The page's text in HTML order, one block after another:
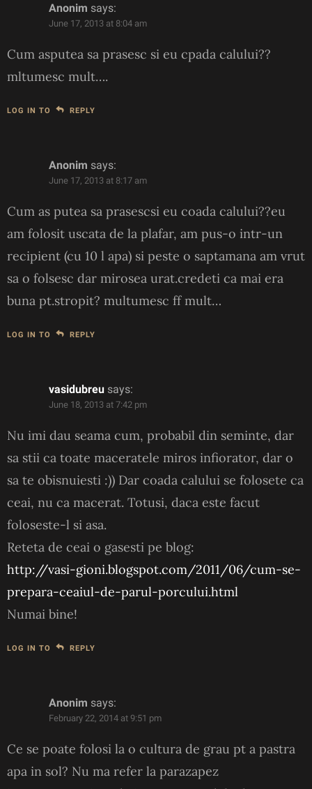
Anonim says:
June 17, 2013 at 8:04 am
Cum asputea sa prasesc si eu cpada calului??
mltumesc mult….
LOG IN TO REPLY
Anonim says:
June 17, 2013 at 8:17 am
Cum as putea sa prasescsi eu coada calului??eu
am folosit uscata de la plafar, am pus-o intr-un
recipient (cu 10 l apa) si peste o saptamana am vrut
sa o folsesc dar mirosea urat.credeti ca mai era
buna pt.stropit? multumesc ff mult…
LOG IN TO REPLY
vasidubreu says:
June 18, 2013 at 7:42 pm
Nu imi dau seama cum, probabil din seminte, dar
sa stii ca toate maceratele miros infiorator, dar o
sa te obisnuiesti :)) Dar coada calului se folosete ca
ceai, nu ca macerat. Totusi, daca este facut
foloseste-l si asa.
Reteta de ceai o gasesti pe blog:
http://vasi-gioni.blogspot.com/2011/06/cum-se-
prepara-ceaiul-de-parul-porcului.html
Numai bine!
LOG IN TO REPLY
Anonim says:
February 22, 2014 at 9:51 pm
Ce se poate folosi la o cultura de grau pt a pastra
apa in sol? Nu ma refer la parazapez